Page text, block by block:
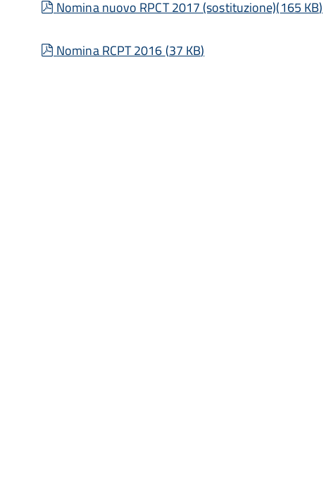
pdf
Nomina nuovo RPCT 2017 (sostituzione)(165 KB)
pdf
Nomina RCPT 2016(37 KB)